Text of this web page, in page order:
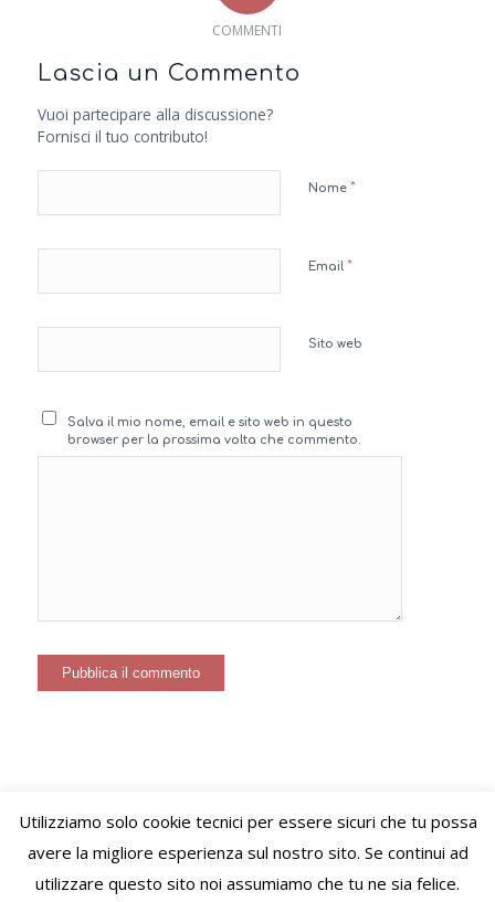
COMMENTI
Lascia un Commento
Vuoi partecipare alla discussione?
Fornisci il tuo contributo!
Nome *
Email *
Sito web
Salva il mio nome, email e sito web in questo
browser per la prossima volta che commento.
© Copyright – VIVERE LO STILE di Virginie Letitia Simonet - Alessandria
(AL) C.F. SMNVGN78B65Z110I P.Iva 02489520060 PEC:
viverelostile@pec.it
Utilizziamo solo cookie tecnici per essere sicuri che tu possa
avere la migliore esperienza sul nostro sito. Se continui ad
utilizzare questo sito noi assumiamo che tu ne sia felice.